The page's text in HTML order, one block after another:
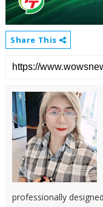
Share This
professionally